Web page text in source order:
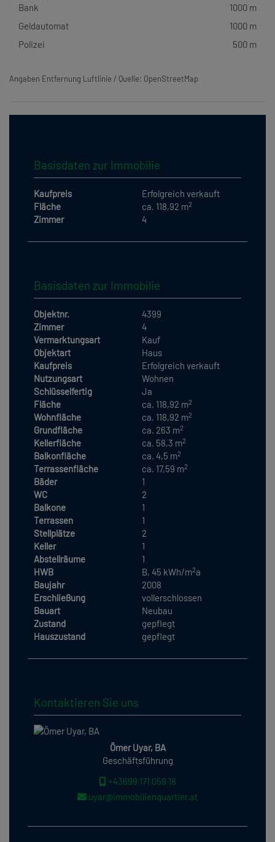
Bank
1000 m
Geldautomat
1000 m
Polizei
500 m
Angaben Entfernung Luftlinie / Quelle: OpenStreetMap
Basisdaten zur Immobilie
Kaufpreis
Erfolgreich verkauft
Fläche
ca. 118,92 m2
Zimmer 4
Basisdaten zur Immobilie
Objektnr.
4399
Zimmer
4
Vermarktungsart
Kauf
Objektart
Haus
Kaufpreis
Erfolgreich verkauft
Nutzungsart
Wohnen
Schlüsselfertig
Ja
Fläche
ca. 118,92 m2
Wohnfläche ca. 118,92 m2
Grundfläche ca. 263 m2
Kellerfläche ca. 58,3 m2
Balkonfläche ca. 4,5 m2
Terrassenfläche ca. 17,59 m2
Bäder
1
WC
2
Balkone
1
Terrassen
1
Stellplätze
2
Keller
1
Abstellräume
1
HWB
B, 45 kWh/m2a
Baujahr
2008
Erschließung
vollerschlossen
Bauart
Neubau
Zustand
gepflegt
Hauszustand
gepflegt
Kontaktieren Sie uns
Ömer Uyar, BA
Geschäftsführung
+43699 171 059 18
uyar@immobilienquartier.at